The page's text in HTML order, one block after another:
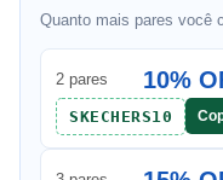
Quanto mais pares você
2 pares 10%
SKECHERS10